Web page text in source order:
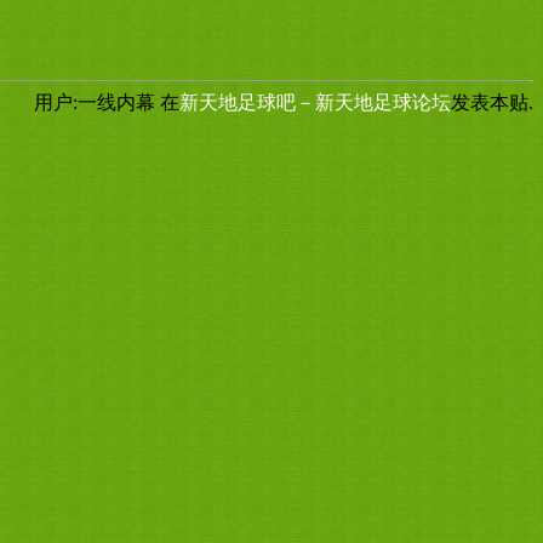
用户:一线内幕 在新天地足球吧－新天地足球论坛发表本贴.